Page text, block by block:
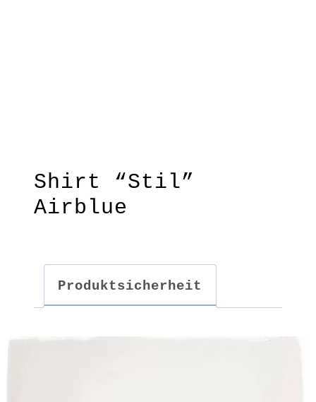
Shirt “Stil”
Airblue
STIL, ein ideales Kombi-Shirt
mit Wasserfall-Kragen und
Produktsicherheit